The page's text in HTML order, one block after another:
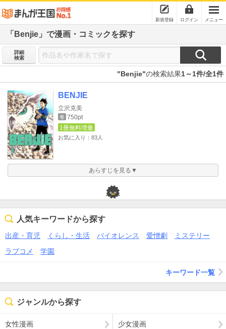
新規登録 ログイン メニュー
「Benjie」で漫画・コミックを探す
詳細
検索
"Benjie"の検索結果1～1件/全1件
BENJIE
立沢克美
巻 750pt
1冊無料増量
お気に入り：83人
あらすじを見る▼
人気キーワードから探す
出産・育児 くらし・生活 バイオレンス 愛憎劇
ミステリー
ラブコメ
学園
キーワード一覧
ジャンルから探す
女性漫画 少女漫画